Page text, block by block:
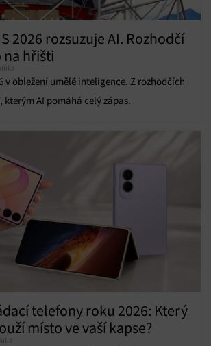
údajů z jiných zdrojů
zařízení, Identifikace
automaticky přenášených
předcházení a zjišťování
chyb, Poskytování a
2026 rozsuzuje AI. Rozhodčí
hřišti
v obležení umělé inteligence. Z rozhodčích
kterým AI pomáhá celý zápas.
telefony roku 2026: Který
místo ve vaší kapse?